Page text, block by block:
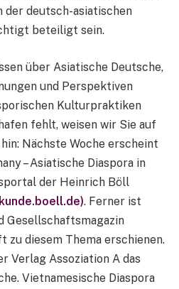
der deutsch-asiatischen
beteiligt sein.
über Asiatische Deutsche,
und Perspektiven
Kulturpraktiken
fehlt, weisen wir Sie auf
Nächste Woche erscheint
– Asiatische Diaspora in
der Heinrich Böll
. Ferner ist
Gesellschaftsmagazin
zu diesem Thema erschienen.
Verlag Assoziation A das
Vietnamesische Diaspora